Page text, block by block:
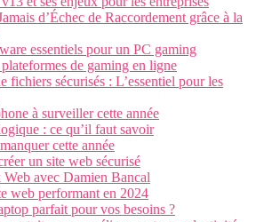
d’Échec de Raccordement grâce à la
essentiels pour un PC gaming
de gaming en ligne
fichiers sécurisés : L’essentiel pour les
à surveiller cette année
: ce qu’il faut savoir
cette année
un site web sécurisé
avec Damien Bancal
web performant en 2024
parfait pour vos besoins ?